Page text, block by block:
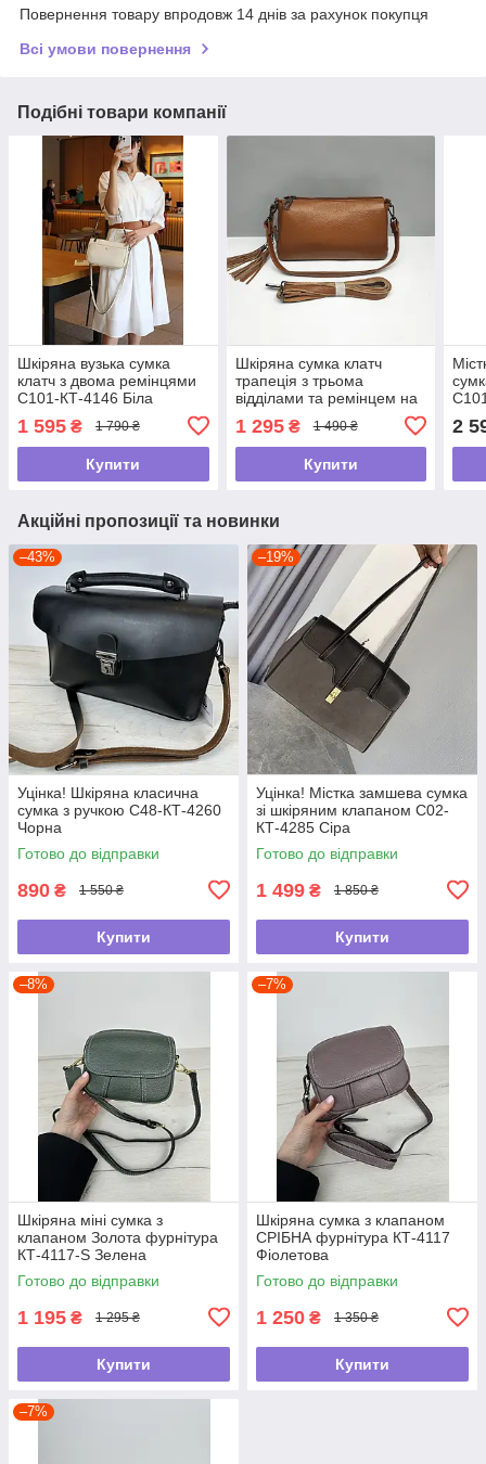
Повернення товару впродовж 14 днів за рахунок покупця
Всі умови повернення
Подібні товари компанії
Шкіряна вузька сумка
клатч з двома ремінцями
С101-КТ-4146 Біла
1 595 ₴ 1 790 ₴
Купити
Шкіряна сумка клатч
трапеція з трьома
відділами та ремінцем на
Коричнева
1 295₴ 1 490 ₴
Купити
2
Акційні пропозиції та новинки
–43%
Уцінка! Шкіряна класична
сумка з ручкою С48-КТ-4260
Чорна
Готово до відправки
890 ₴ 1 550 ₴
Купити
–19%
Уцінка! Містка замшева сумка
зі шкіряним клапаном С02-
КТ-4285 Сіра
Готово до відправки
1 499 ₴ 1 850 ₴
Купити
–8%
Шкіряна міні сумка з
клапаном Золота фурнітура
КТ-4117-S Зелена
Готово до відправки
1 195 ₴ 1 295 ₴
Купити
–7%
Шкіряна сумка з клапаном
СРІБНА фурнітура КТ-4117
Фіолетова
Готово до відправки
1 250 ₴ 1 350 ₴
Купити
–7%